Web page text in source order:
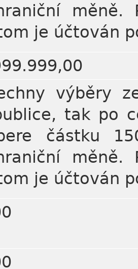
měně.
je účtován
výběry
tak po
částku
měně.
je účtován